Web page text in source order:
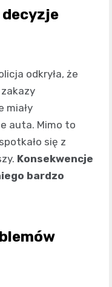
odkryła, że
miały
auta. Mimo to
się z
Konsekwencje
bardzo